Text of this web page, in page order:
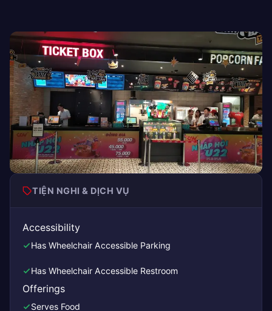
TIỆN NGHI & DỊCH VỤ
Accessibility
Has Wheelchair Accessible Parking
Has Wheelchair Accessible Restroom
Offerings
Serves Food